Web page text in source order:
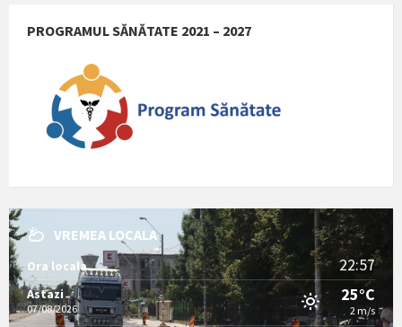
PROGRAMUL SĂNĂTATE 2021 – 2027
VREMEA LOCALA
Ora locala 22:57
Astazi
07/08/2026
25°C
2 m/s